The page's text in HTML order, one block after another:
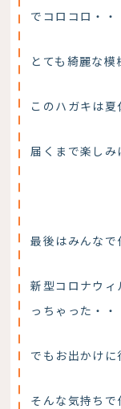
でコロコロ・・
とても綺麗な
このハガキは
届くまで楽し
最後はみんな
新型コロナウ
っちゃった・・
でもお出かけに
そんな気持ち